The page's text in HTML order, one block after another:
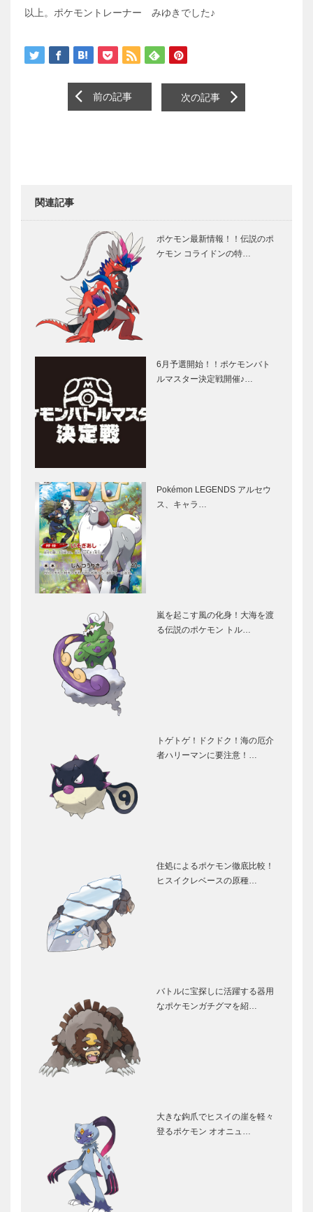
以上。ポケモントレーナー みゆきでした♪
前の記事 次の記事
関連記事
ポケモン最新情報！！伝説のポ
ケモン コライドンの特…
6月予選開始！！ポケモンバト
ルマスター決定戦開催♪…
Pokémon LEGENDS アルセウ
ス、キャラ…
嵐を起こす風の化身！大海を渡
る伝説のポケモン トル…
トゲトゲ！ドクドク！海の厄介
者ハリーマンに要注意！…
住処によるポケモン徹底比較！
ヒスイクレベースの原種…
バトルに宝探しに活躍する器用
なポケモンガチグマを紹…
大きな鉤爪でヒスイの崖を軽々
登るポケモン オオニュ…